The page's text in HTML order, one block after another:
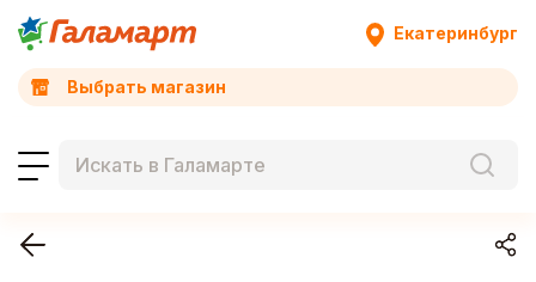
Екатеринбург
Выбрать магазин